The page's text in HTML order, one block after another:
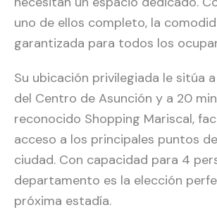
uno de ellos completo, la
garantizada para todos los
Su ubicación privilegiada le sitúa
del Centro de Asunción y a 20
reconocido Shopping Mariscal,
acceso a los principales puntos
ciudad. Con capacidad para 4
departamento es la elección
próxima estadía.